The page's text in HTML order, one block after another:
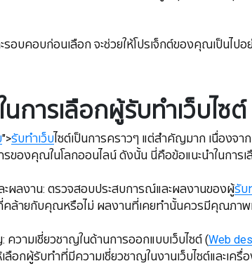
รอบคอบก่อนเลือก จะช่วยให้โปรเจ็กต์ของคุณเป็นไป
นการเลือกผู้รับทำเว็บไซต์
">รับทำเว็บไซต์เป็นการคราวๆ แต่สำคัญมาก เนื่องจา
ของคุณในโลกออนไลน์ ดังนั้น นี่คือข้อแนะนำในการเ
ผลงาน: ตรวจสอบประสบการณ์และผลงานของผู้รับ
ที่คล้ายกับคุณหรือไม่ ผลงานที่เคยทำนั้นควรมีคุณภ
ความเชี่ยวชาญในด้านการออกแบบเว็บไซต์ (Web
อกผู้รับทำที่มีความเชี่ยวชาญในงานเว็บไซต์และเครื่อ